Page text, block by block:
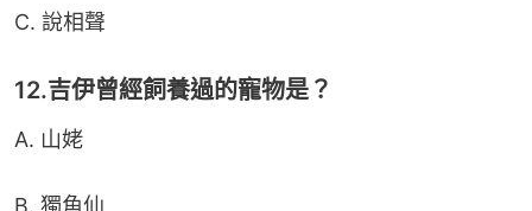
C. 說相聲
12.吉伊曾經飼養過的寵物是？
A. 山姥
B. 獨角仙